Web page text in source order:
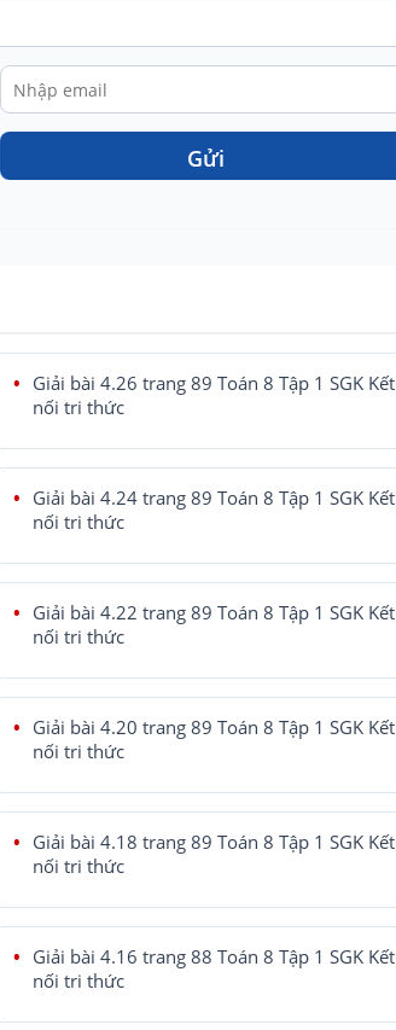
Gửi
Giải bài 4.26 trang 89 Toán 8 Tập 1 SGK Kết
nối tri thức
Giải bài 4.24 trang 89 Toán 8 Tập 1 SGK Kết
nối tri thức
Giải bài 4.22 trang 89 Toán 8 Tập 1 SGK Kết
nối tri thức
Giải bài 4.20 trang 89 Toán 8 Tập 1 SGK Kết
nối tri thức
Giải bài 4.18 trang 89 Toán 8 Tập 1 SGK Kết
nối tri thức
Giải bài 4.16 trang 88 Toán 8 Tập 1 SGK Kết
nối tri thức